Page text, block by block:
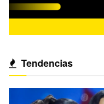
Tendencias